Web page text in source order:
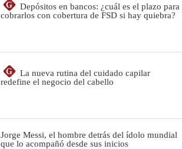
G
Depósitos en bancos: ¿cuál es el plazo para
cobrarlos con cobertura de FSD si hay quiebra?
G
La nueva rutina del cuidado capilar
redefine el negocio del cabello
Jorge Messi, el hombre detrás del ídolo mundial
que lo acompañó desde sus inicios